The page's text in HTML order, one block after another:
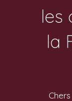
les
la